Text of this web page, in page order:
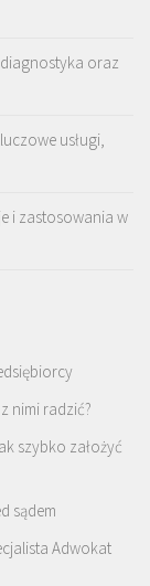
oraz
usługi,
i zastosowania w
nimi radzić?
szybko założyć
sądem
Adwokat